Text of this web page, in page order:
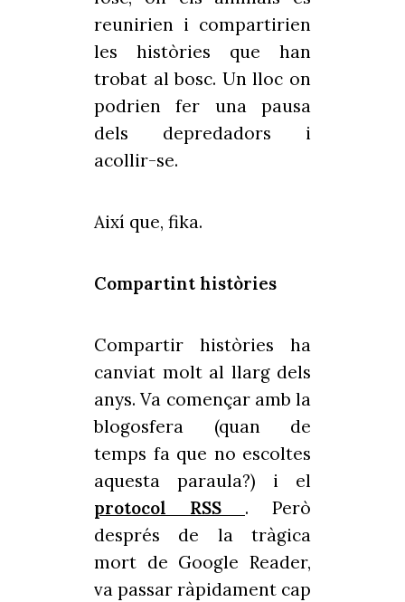
reunirien i compartirien
les històries que han
trobat al bosc. Un lloc on
podrien fer una pausa
dels depredadors i
acollir-se.
Així que, fika.
Compartint històries
Compartir històries ha
canviat molt al llarg dels
anys. Va començar amb la
blogosfera (quan de
temps fa que no escoltes
aquesta paraula?) i el
protocol RSS
. Però
després de la tràgica
mort de Google Reader,
va passar ràpidament cap